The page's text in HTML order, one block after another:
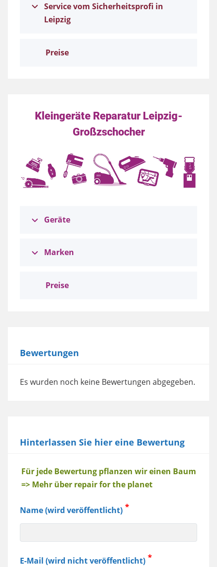
Service vom Sicherheitsprofi in
Leipzig
Preise
Kleingeräte Reparatur Leipzig-
Großzschocher
Geräte
Marken
Preise
Bewertungen
Es wurden noch keine Bewertungen abgegeben.
Hinterlassen Sie hier eine Bewertung
Baum
Für jede Bewertung pflanzen wir einen Baum
=> Mehr über repair for the planet
Name (wird veröffentlicht)
E-Mail (wird nicht veröffentlicht)